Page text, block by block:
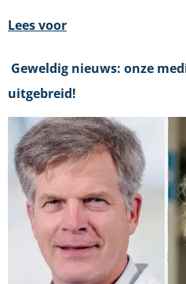
Lees voor
Geweldig nieuws: onze
uitgebreid!